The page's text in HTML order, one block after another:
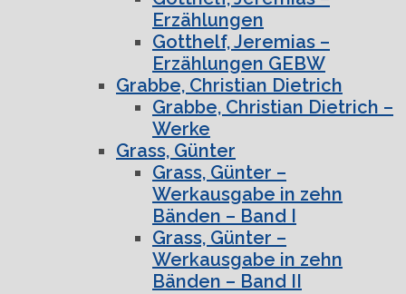
Erzählungen
Gotthelf, Jeremias –
Erzählungen GEBW
Grabbe, Christian Dietrich
Grabbe, Christian Dietrich –
Werke
Grass, Günter
Grass, Günter –
Werkausgabe in zehn
Bänden – Band I
Grass, Günter –
Werkausgabe in zehn
Bänden – Band II